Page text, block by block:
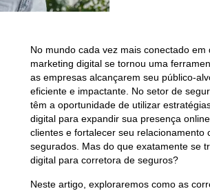
No mundo cada vez mais conectado em
marketing digital se tornou uma
as empresas alcançarem seu público-
eficiente e impactante. No setor de
têm a oportunidade de utilizar
digital para expandir sua presença
clientes e fortalecer seu relacionamento
segurados. Mas do que exatamente se
digital para corretora de seguros?
Neste artigo, exploraremos como as